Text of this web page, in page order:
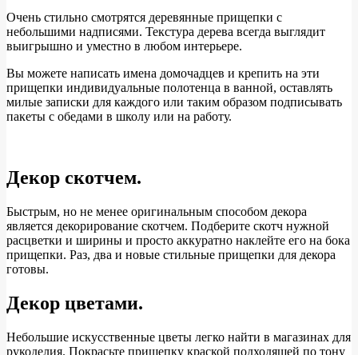
Очень стильно смотрятся деревянные прищепки с
небольшими надписями. Текстура дерева всегда выглядит
выигрышно и уместно в любом интерьере.
Вы можете написать имена домочадцев и крепить на эти
прищепки индивидуальные полотенца в ванной, оставлять
милые записки для каждого или таким образом подписывать
пакеты с обедами в школу или на работу.
Декор скотчем.
Быстрым, но не менее оригинальным способом декора
является декорирование скотчем. Подберите скотч нужной
расцветки и ширины и просто аккуратно наклейте его на бока
прищепки. Раз, два и новые стильные прищепки для декора
готовы.
Декор цветами.
Небольшие искусственные цветы легко найти в магазинах для
рукоделия. Покрасьте прищепку краской подходящей по тону